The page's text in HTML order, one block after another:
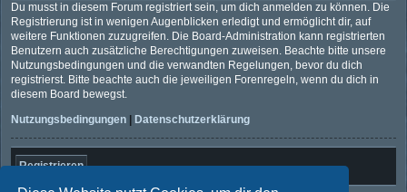
Du musst in diesem Forum registriert sein, um dich anmelden zu können. Die
Registrierung ist in wenigen Augenblicken erledigt und ermöglicht dir, auf
weitere Funktionen zuzugreifen. Die Board-Administration kann registrierten
Benutzern auch zusätzliche Berechtigungen zuweisen. Beachte bitte unsere
Nutzungsbedingungen und die verwandten Regelungen, bevor du dich
registrierst. Bitte beachte auch die jeweiligen Forenregeln, wenn du dich in
diesem Board bewegst.
Nutzungsbedingungen
Datenschutzerklärung
Registrieren